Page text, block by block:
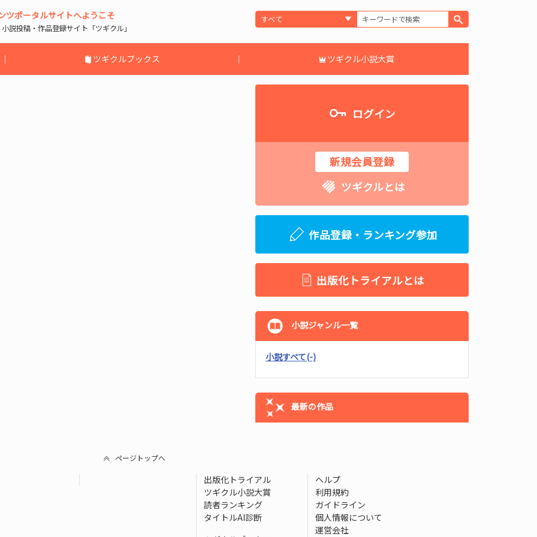
ツポータルサイトへようこそ
説投稿・作品登録サイト「ツギクル」
｜ ツギクルブックス ｜ ツギクル小説大賞
ログイン
新規会員登録
ツギクルとは
作品登録・ランキング参加
出版化トライアルとは
小説ジャンル一覧
小説すべて(-)
最新の作品
ページトップへ
出版化トライアル
ツギクル小説大賞
読者ランキング
タイトルAI診断
ヘルプ
利用規約
ガイドライン
個人情報について
運営会社